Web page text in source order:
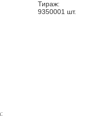
Тираж:
9350001 шт.